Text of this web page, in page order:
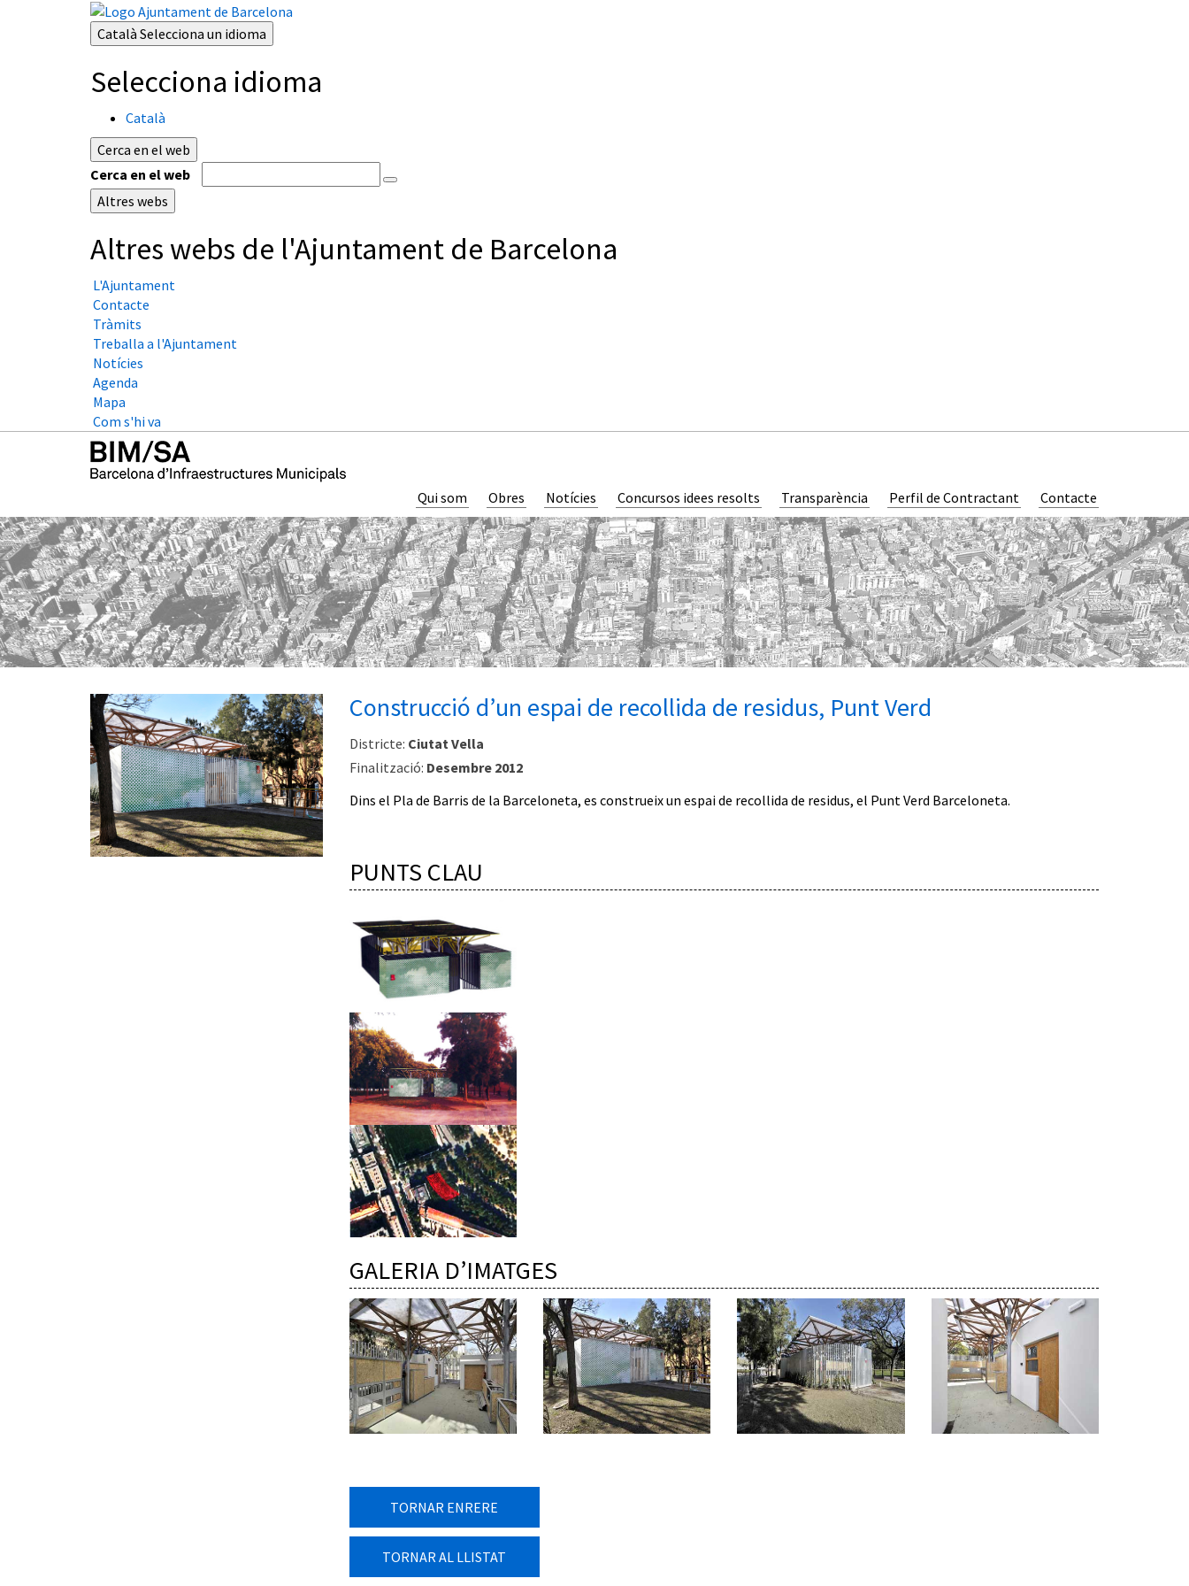
Català Selecciona un idioma
Selecciona idioma
Català
Cerca en el web
Cerca en el web
Altres webs
Altres webs de l'Ajuntament de Barcelona
L'Ajuntament
Contacte
Tràmits
Treballa a l'Ajuntament
Notícies
Agenda
Mapa
Com s'hi va
Qui som Obres Notícies Concursos idees resolts Transparència Perfil de Contractant Contacte
Construcció d’un espai de recollida de residus, Punt Verd
Districte: Ciutat Vella
Finalització: Desembre 2012
Dins el Pla de Barris de la Barceloneta, es construeix un espai de recollida de residus, el Punt Verd Barceloneta.
PUNTS CLAU
GALERIA D’IMATGES
TORNAR ENRERE
TORNAR AL LLISTAT